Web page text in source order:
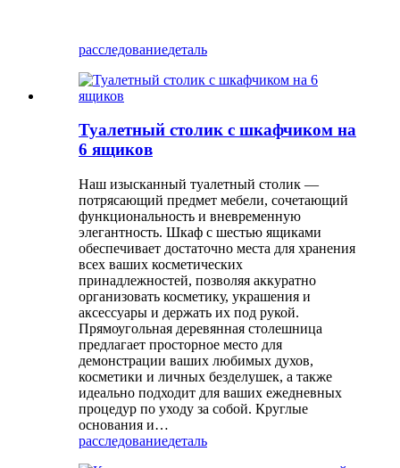
расследованиедеталь
Туалетный столик с шкафчиком на
6 ящиков
Наш изысканный туалетный столик —
потрясающий предмет мебели, сочетающий
функциональность и вневременную
элегантность. Шкаф с шестью ящиками
обеспечивает достаточно места для хранения
всех ваших косметических
принадлежностей, позволяя аккуратно
организовать косметику, украшения и
аксессуары и держать их под рукой.
Прямоугольная деревянная столешница
предлагает просторное место для
демонстрации ваших любимых духов,
косметики и личных безделушек, а также
идеально подходит для ваших ежедневных
процедур по уходу за собой. Круглые
основания и…
расследованиедеталь